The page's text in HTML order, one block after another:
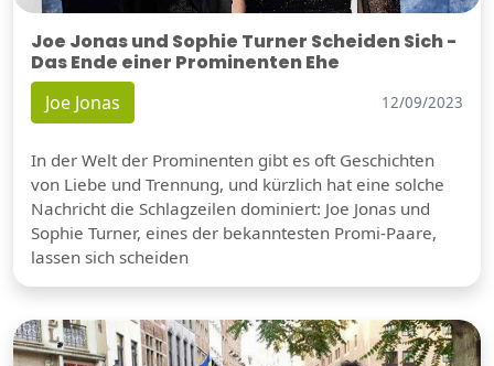
Joe Jonas und Sophie Turner Scheiden Sich -
Das Ende einer Prominenten Ehe
Joe Jonas 12/09/2023
In der Welt der Prominenten gibt es oft Geschichten
von Liebe und Trennung, und kürzlich hat eine solche
Nachricht die Schlagzeilen dominiert: Joe Jonas und
Sophie Turner, eines der bekanntesten Promi-Paare,
lassen sich scheiden